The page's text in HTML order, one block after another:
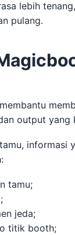
lebih
pulang.
output yang
informasi
tamu;
jeda;
titik booth;